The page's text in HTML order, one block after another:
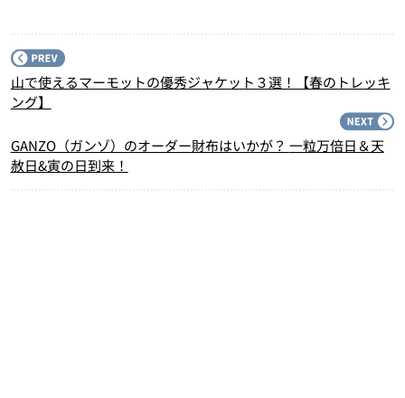
山で使えるマーモットの優秀ジャケット３選！【春のトレッキ
ング】
GANZO（ガンゾ）のオーダー財布はいかが？ 一粒万倍日＆天
赦日&寅の日到来！